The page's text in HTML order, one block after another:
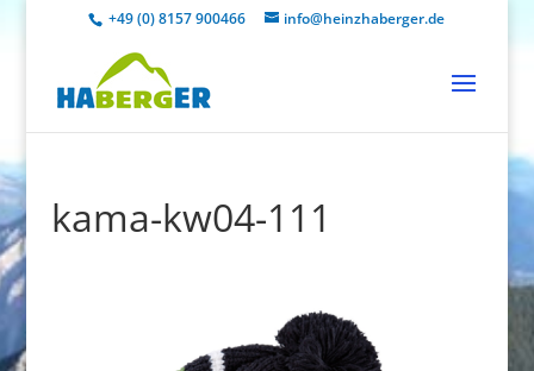
+49 (0) 8157 900466 info@heinzhaberger.de
kama-kw04-111